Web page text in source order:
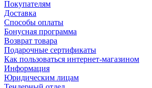
Покупателям
Доставка
Способы оплаты
Бонусная программа
Возврат товара
Подарочные сертификаты
Как пользоваться интернет-магазином
Информация
Юридическим лицам